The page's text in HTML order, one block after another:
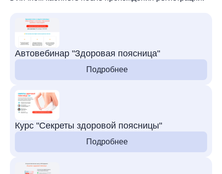
Автовебинар "Здоровая поясница"
Подробнее
Курс "Секреты здоровой поясницы"
Подробнее